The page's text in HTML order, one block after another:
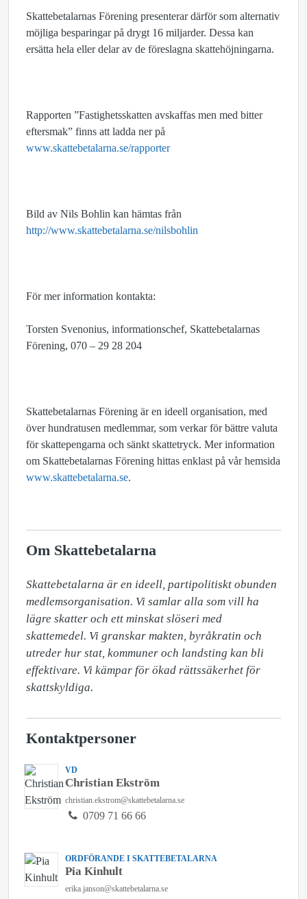
Skattebetalarnas Förening presenterar därför som alternativ
möjliga besparingar på drygt 16 miljarder. Dessa kan
ersätta hela eller delar av de föreslagna skattehöjningarna.
Rapporten ”Fastighetsskatten avskaffas men med bitter
eftersmak” finns att ladda ner på
www.skattebetalarna.se/rapporter
Bild av Nils Bohlin kan hämtas från
http://www.skattebetalarna.se/nilsbohlin
För mer information kontakta:
Torsten Svenonius, informationschef, Skattebetalarnas
Förening, 070 – 29 28 204
Skattebetalarnas Förening är en ideell organisation, med
över hundratusen medlemmar, som verkar för bättre valuta
för skattepengarna och sänkt skattetryck. Mer information
om Skattebetalarnas Förening hittas enklast på vår hemsida
www.skattebetalarna.se.
Om Skattebetalarna
Skattebetalarna är en ideell, partipolitiskt obunden
medlemsorganisation. Vi samlar alla som vill ha
lägre skatter och ett minskat slöseri med
skattemedel. Vi granskar makten, byråkratin och
utreder hur stat, kommuner och landsting kan bli
effektivare. Vi kämpar för ökad rättssäkerhet för
skattskyldiga.
Kontaktpersoner
VD
Christian Ekström
christian.ekstrom@skattebetalarna.se
0709 71 66 66
ORDFÖRANDE I SKATTEBETALARNA
Pia Kinhult
erika.janson@skattebetalarna.se